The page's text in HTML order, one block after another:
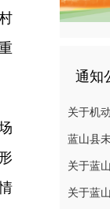
通知
关于机
蓝山县
关于蓝